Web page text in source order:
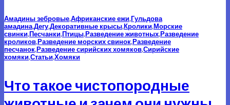
Амадины зебровые,Африканские ежи,Гульдова
амадина,Дегу,Декоративные крысы,Кролики,Морские
свинки,Песчанки,Птицы,Разведение животных,Разведение
кроликов,Разведение морских свинок,Разведение
песчанок,Разведение сирийских хомяков,Сирийские
хомяки,Статьи,Хомяки
Что такое чистопородные